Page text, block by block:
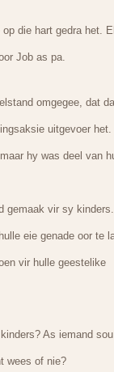
die hart gedra het.
Job as pa.
omgegee, dat
uitgevoer het.
hy was deel van
gemaak vir sy kinders.
eie genade oor te
vir hulle geestelike
As iemand
wees of nie?